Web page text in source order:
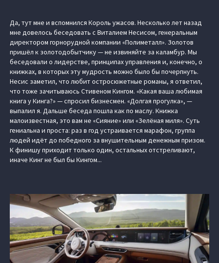
Да, тут мне и вспомнился Король ужасов. Несколько лет назад
мне довелось беседовать с Виталием Несисом, генеральным
директором горнорудной компании «Полиметалл». Золотов
пришёл к золотодобытчику — не извиняйте за каламбур. Мы
беседовали о лидерстве, принципах управления и, конечно, о
книжках, в которых эту мудрость можно было бы почерпнуть.
Несис заметил, что любит остросюжетные романы, я ответил,
что тоже зачитываюсь Стивеном Кингом. «Какая ваша любимая
книга у Кинга?» — спросил бизнесмен. «Долгая прогулка», —
выпалил я. Дальше беседа пошла как по маслу. Книжка
малоизвестная, это вам не «Сияние» или «Зелёная миля». Суть
гениальна и проста: раз в год устраивается марафон, группа
людей идёт до победного за внушительным денежным призом.
К финишу приходит только один, остальных отстреливают,
иначе Кинг не был бы Кингом...